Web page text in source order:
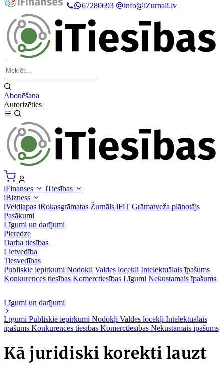
67280693
info@iZurnali.lv
Abonēšana
Autorizēties
iFinanses
iTiesības
iBizness
iVeidlapas iRokasgrāmatas Žurnāls iFiT Grāmatveža plānotājs
Pasākumi
Līgumi un darījumi
Pieredze
Darba tiesības
Lietvedība
Tiesvedības
Publiskie iepirkumi Nodokļi Valdes locekļi Intelektuālais īpašums
Konkurences tiesības Komerctiesības Līgumi Nekustamais īpašums
Līgumi un darījumi
Līgumi Publiskie iepirkumi Nodokļi Valdes locekļi Intelektuālais
īpašums Konkurences tiesības Komerctiesības Nekustamais īpašums
Kā juridiski korekti lauzt